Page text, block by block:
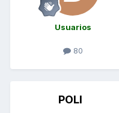
Usuarios
80
POLI